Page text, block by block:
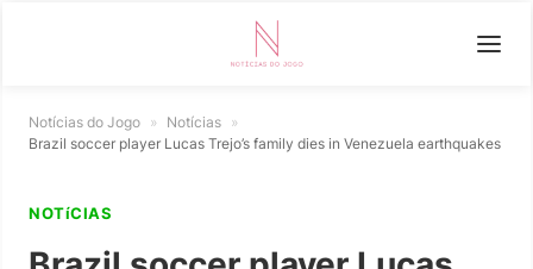
Notícias do Jogo » Notícias »
Brazil soccer player Lucas Trejo’s family dies in Venezuela earthquakes
NOTíCIAS